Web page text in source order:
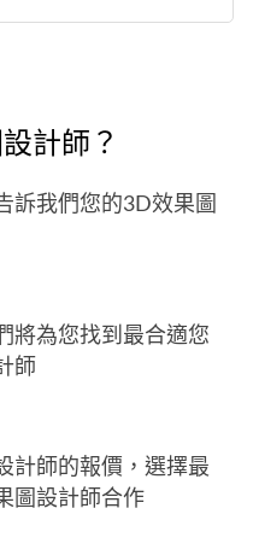
計師？
訴我們您的3D效果圖
將為您找到最合適您
師
計師的報價，選擇最
圖設計師合作